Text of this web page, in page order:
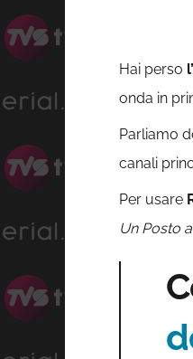
Hai perso
onda in
Parliamo
canali
Per usare
Un Posto